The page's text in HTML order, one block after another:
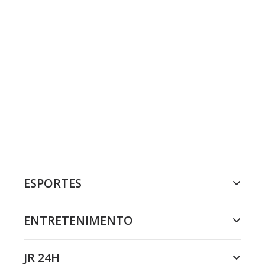
ESPORTES
ENTRETENIMENTO
JR 24H